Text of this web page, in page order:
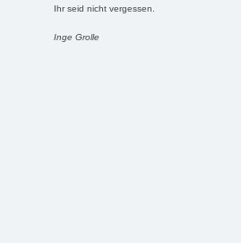
Ihr seid nicht vergessen.
Inge Grolle